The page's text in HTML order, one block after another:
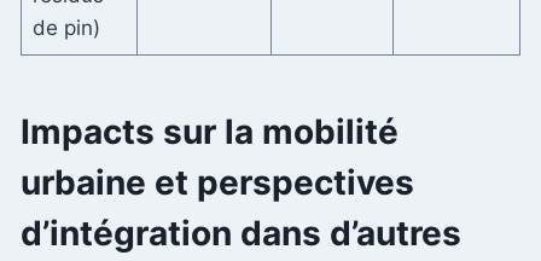
de pin)
Impacts sur la mobilité
urbaine et perspectives
d’intégration dans d’autres